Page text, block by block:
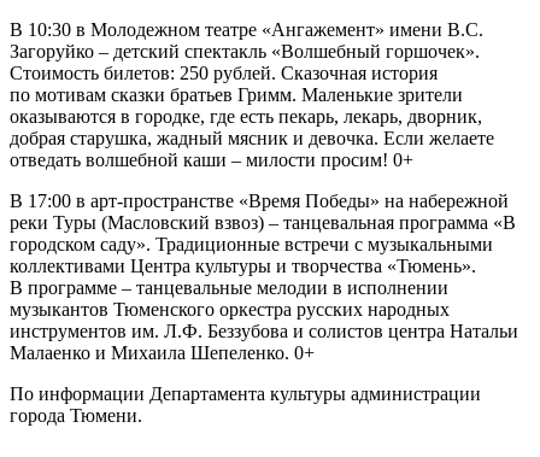
В 10:30 в Молодежном театре «Ангажемент» имени В.С.
Загоруйко – детский спектакль «Волшебный горшочек».
Стоимость билетов: 250 рублей. Сказочная история
по мотивам сказки братьев Гримм. Маленькие зрители
оказываются в городке, где есть пекарь, лекарь, дворник,
добрая старушка, жадный мясник и девочка. Если желаете
отведать волшебной каши – милости просим! 0+
В 17:00 в арт-пространстве «Время Победы» на набережной
реки Туры (Масловский взвоз) – танцевальная программа «В
городском саду». Традиционные встречи с музыкальными
коллективами Центра культуры и творчества «Тюмень».
В программе – танцевальные мелодии в исполнении
музыкантов Тюменского оркестра русских народных
инструментов им. Л.Ф. Беззубова и солистов центра Натальи
Малаенко и Михаила Шепеленко. 0+
По информации Департамента культуры администрации
города Тюмени.